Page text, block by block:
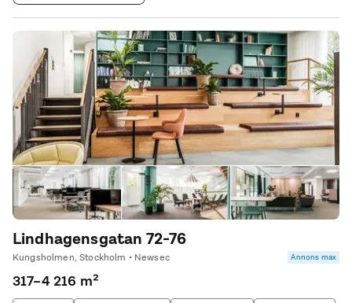
Lindhagensgatan 72-76
Kungsholmen, Stockholm • Newsec Annons max
317–4 216 m²